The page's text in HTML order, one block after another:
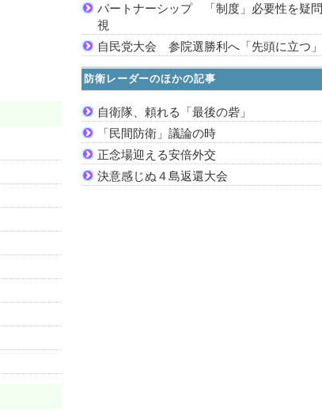
パートナーシップ 「制度」必要性を疑問
視
自民党大会 参院選勝利へ「先頭に立つ」
防衛レーダーのほかの記事
自衛隊、頼れる「最後の砦」
「民間防衛」議論の時
正念場迎える安倍外交
決意感じぬ４島返還大会